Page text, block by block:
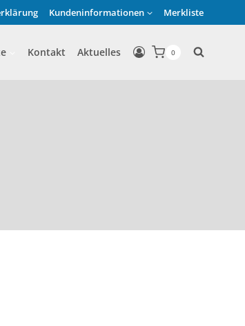
Kundeninformationen Merkliste
Kontakt Aktuelles 0